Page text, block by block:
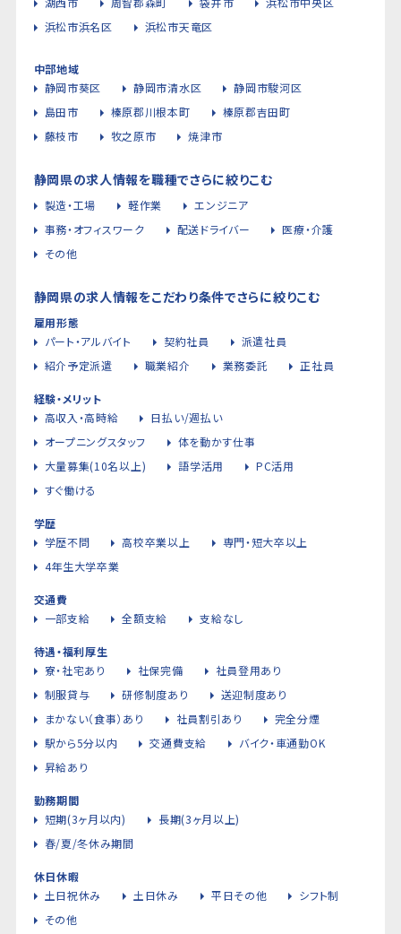
浜松市浜名区
浜松市天竜区
中部地域
静岡市葵区
静岡市清水区
静岡市駿河区
島田市
榛原郡川根本町
榛原郡吉田町
藤枝市
牧之原市 焼津市
静岡県の求人情報を職種でさらに絞りこむ
製造・工場 軽作業
エンジニア
事務・オフィスワーク
配送ドライバー
医療・介護
その他
静岡県の求人情報をこだわり条件でさらに絞りこむ
雇用形態
パート・アルバイト
契約社員
派遣社員
紹介予定派遣
職業紹介 業務委託 正社員
経験・メリット
高収入・高時給
日払い/週払い
オープニングスタッフ
体を動かす仕事
大量募集(10名以上)
語学活用
PC活用
すぐ働ける
学歴
学歴不問
高校卒業以上
専門・短大卒以上
4年生大学卒業
交通費
一部支給
全額支給 支給なし
待遇・福利厚生
寮・社宅あり
社保完備
社員登用あり
制服貸与
研修制度あり
送迎制度あり
まかない（食事）あり
社員割引あり
完全分煙
駅から5分以内
交通費支給
バイク・車通勤OK
昇給あり
勤務期間
短期(3ヶ月以内)
長期(3ヶ月以上)
春/夏/冬休み期間
休日休暇
土日祝休み
土日休み 平日その他
シフト制
その他